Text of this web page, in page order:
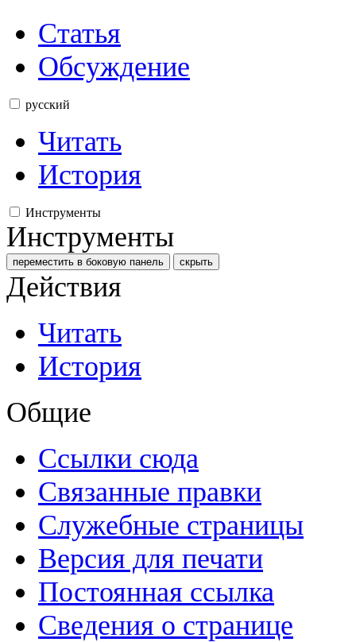
Статья
Обсуждение
русский
Читать
История
Инструменты
Инструменты
переместить в боковую панель скрыть
Действия
Читать
История
Общие
Ссылки сюда
Связанные правки
Служебные страницы
Версия для печати
Постоянная ссылка
Сведения о странице